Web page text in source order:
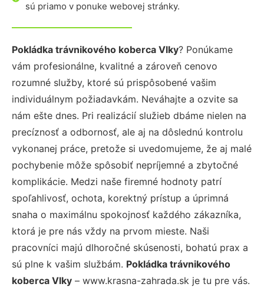
sú priamo v ponuke webovej stránky.
Pokládka trávnikového koberca Vlky? Ponúkame
vám profesionálne, kvalitné a zároveň cenovo
rozumné služby, ktoré sú prispôsobené vašim
individuálnym požiadavkám. Neváhajte a ozvite sa
nám ešte dnes. Pri realizácií služieb dbáme nielen na
precíznosť a odbornosť, ale aj na dôslednú kontrolu
vykonanej práce, pretože si uvedomujeme, že aj malé
pochybenie môže spôsobiť nepríjemné a zbytočné
komplikácie. Medzi naše firemné hodnoty patrí
spoľahlivosť, ochota, korektný prístup a úprimná
snaha o maximálnu spokojnosť každého zákazníka,
ktorá je pre nás vždy na prvom mieste. Naši
pracovníci majú dlhoročné skúsenosti, bohatú prax a
sú plne k vašim službám. Pokládka trávnikového
koberca Vlky – www.krasna-zahrada.sk je tu pre vás.